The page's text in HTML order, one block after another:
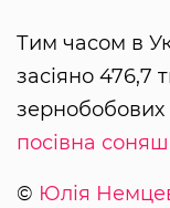
Тим часом в
засіяно 476,7
зернобобових
посівна
© Юлія